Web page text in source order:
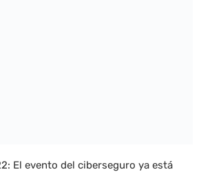
El evento del ciberseguro ya está